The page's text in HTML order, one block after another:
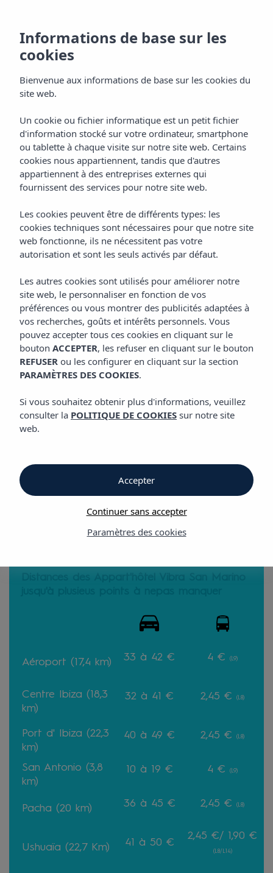
Emplacement
Appart'hôtel Vibra San Marino
Appart'hôtel Vibra San Marino
EMPLACEMENT
Emplacement
Emplacement
Vous vous trouvez dans la baie de San Antonio, à quelques
bordées de restaurants, de boutiques et de lieux de
divertissement. L'endroit idéal pour passer du mode ON au
mode OFF selon vos envies, tout en découvrant la ville de San
Aéroport (17,4 km) 33 à 42 € 4 € (L9)
Centre Ibiza (18,3
km)
32 à 41 € 2,45 € (L8)
Port d' Ibiza (22,3
km)
40 à 49 € 2,45 € (L8)
San Antonio (3,8
km)
10 à 19 € 4 € (L9)
Pacha (20 km) 36 à 45 € 2,45 € (L8)
Ushuaïa (22,7 Km) 41 à 50 €
2,45 €/ 1,90 €
(L8/L14)
Informations de base sur les
cookies
Bienvenue aux informations de base sur les cookies du
site web.
Un cookie ou fichier informatique est un petit fichier
d'information stocké sur votre ordinateur, smartphone
ou tablette à chaque visite sur notre site web. Certains
cookies nous appartiennent, tandis que d'autres
appartiennent à des entreprises externes qui
fournissent des services pour notre site web.
Les cookies peuvent être de différents types: les
cookies techniques sont nécessaires pour que notre site
web fonctionne, ils ne nécessitent pas votre
autorisation et sont les seuls activés par défaut.
Les autres cookies sont utilisés pour améliorer notre
site web, le personnaliser en fonction de vos
préférences ou vous montrer des publicités adaptées à
vos recherches, goûts et intérêts personnels. Vous
pouvez accepter tous ces cookies en cliquant sur le
bouton ACCEPTER, les refuser en cliquant sur le bouton
REFUSER ou les configurer en cliquant sur la section
PARAMÈTRES DES COOKIES.
Si vous souhaitez obtenir plus d'informations, veuillez
consulter la POLITIQUE DE COOKIES sur notre site
web.
Paramètres des cookies
Continuer sans accepter
Accepter